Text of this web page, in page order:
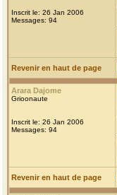
Inscrit le: 26 Jan 2006
Messages: 94
Revenir en haut de page
Arara Dajome
Grioonaute
Inscrit le: 26 Jan 2006
Messages: 94
Revenir en haut de page